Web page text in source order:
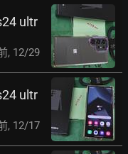
ultr
, 12/29
ultr
, 12/17